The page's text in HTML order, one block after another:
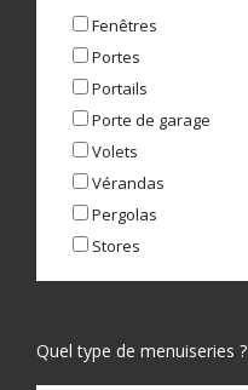
Fenêtres
Portes
Portails
Porte de garage
Volets
Vérandas
Pergolas
Stores
Quel type de menuiseries ?